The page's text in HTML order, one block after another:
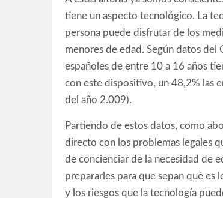
tiene un aspecto tecnológico. La
persona puede disfrutar de los
menores de edad. Según datos
españoles de entre 10 a 16 años
con este dispositivo, un 48,2% las
del año 2.009).
Partiendo de estos datos, como
directo con los problemas legales
de concienciar de la necesidad de
prepararles para que sepan qué es
y los riesgos que la tecnología